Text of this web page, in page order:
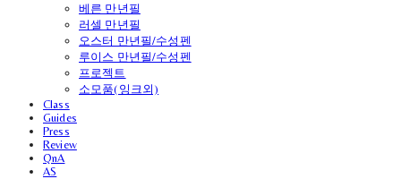
베른 만년필
러셀 만년필
오스터 만년필/수성펜
루이스 만년필/수성펜
프로젝트
소모품(잉크외)
Class
Guides
Press
Review
QnA
AS